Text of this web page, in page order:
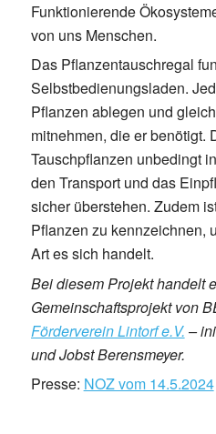
Funktionierende
von uns Menschen.
Das Pflanzentauschregal
Selbstbedienungsladen.
Pflanzen ablegen und
mitnehmen, die er benötigt.
Tauschpflanzen unbedingt
den Transport und das
sicher überstehen. Zudem
Pflanzen zu kennzeichnen,
Art es sich handelt.
Bei diesem Projekt handelt
Gemeinschaftsprojekt von
Förderverein Lintorf e.V. –
und Jobst Berensmeyer.
Presse: NOZ vom 14.5.2024